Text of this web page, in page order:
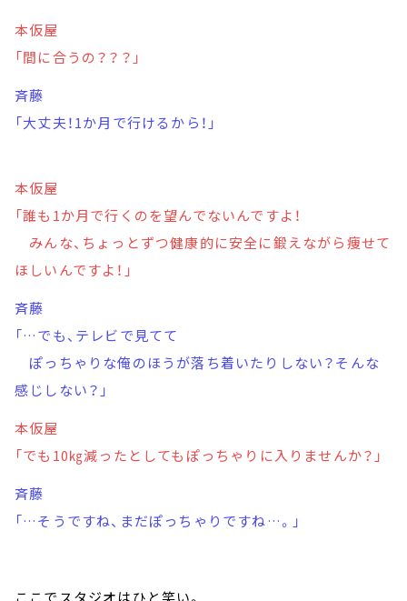
本仮屋
「間に合うの？？？」
斉藤
「大丈夫！1か月で行けるから！」
本仮屋
「誰も1か月で行くのを望んでないんですよ！
みんな、ちょっとずつ健康的に安全に鍛えながら痩せて
ほしいんですよ！」
斉藤
「…でも、テレビで見てて
ぽっちゃりな俺のほうが落ち着いたりしない？そんな
感じしない？」
本仮屋
「でも10㎏減ったとしてもぽっちゃりに入りませんか？」
斉藤
「…そうですね、まだぽっちゃりですね…。」
ここでスタジオはひと笑い。